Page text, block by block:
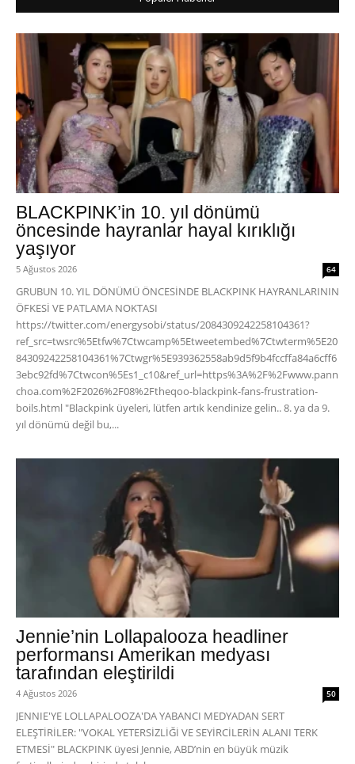
BLACKPINK’in 10. yıl dönümü
öncesinde hayranlar hayal kırıklığı
yaşıyor
5 Ağustos 2026 64
GRUBUN 10. YIL DÖNÜMÜ ÖNCESİNDE BLACKPINK HAYRANLARININ
ÖFKESİ VE PATLAMA NOKTASI
https://twitter.com/energysobi/status/2084309242258104361?
ref_src=twsrc%5Etfw%7Ctwcamp%5Etweetembed%7Ctwterm%5E20
84309242258104361%7Ctwgr%5E939362558ab9d5f9b4fccffa84a6cff6
3ebc92fd%7Ctwcon%5Es1_c10&ref_url=https%3A%2F%2Fwww.pann
choa.com%2F2026%2F08%2Ftheqoo-blackpink-fans-frustration-
boils.html "Blackpink üyeleri, lütfen artık kendinize gelin.. 8. ya da 9.
yıl dönümü değil bu,...
Jennie’nin Lollapalooza headliner
performansı Amerikan medyası
tarafından eleştirildi
4 Ağustos 2026 50
JENNIE'YE LOLLAPALOOZA'DA YABANCI MEDYADAN SERT
ELEŞTİRİLER: "VOKAL YETERSİZLİĞİ VE SEYİRCİLERİN ALANI TERK
ETMESİ" BLACKPINK üyesi Jennie, ABD’nin en büyük müzik